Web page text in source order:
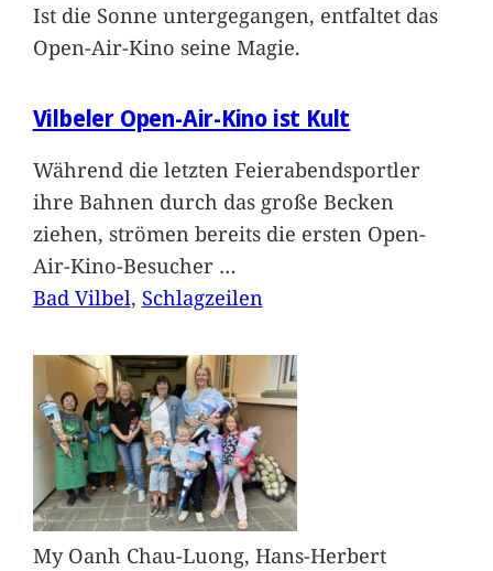
Ist die Sonne untergegangen, entfaltet das
Open-Air-Kino seine Magie.
Vilbeler Open-Air-Kino ist Kult
Während die letzten Feierabendsportler
ihre Bahnen durch das große Becken
ziehen, strömen bereits die ersten Open-
Air-Kino-Besucher …
Bad Vilbel, Schlagzeilen
My Oanh Chau-Luong, Hans-Herbert